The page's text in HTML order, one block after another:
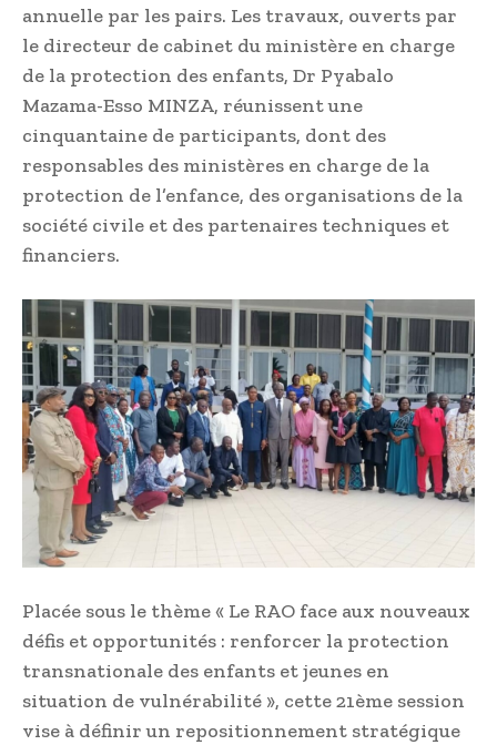
annuelle par les pairs. Les travaux, ouverts par
le directeur de cabinet du ministère en charge
de la protection des enfants, Dr Pyabalo
Mazama-Esso MINZA, réunissent une
cinquantaine de participants, dont des
responsables des ministères en charge de la
protection de l’enfance, des organisations de la
société civile et des partenaires techniques et
financiers.
Placée sous le thème « Le RAO face aux nouveaux
défis et opportunités : renforcer la protection
transnationale des enfants et jeunes en
situation de vulnérabilité », cette 21ème session
vise à définir un repositionnement stratégique